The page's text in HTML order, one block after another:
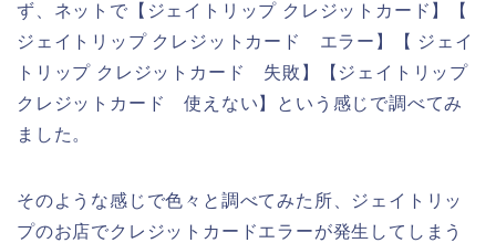
ず、ネットで【ジェイトリップ クレジットカード】【
ジェイトリップ クレジットカード エラー】【 ジェイ
トリップ クレジットカード 失敗】【ジェイトリップ
クレジットカード 使えない】という感じで調べてみ
ました。
そのような感じで色々と調べてみた所、ジェイトリッ
プのお店でクレジットカードエラーが発生してしまう